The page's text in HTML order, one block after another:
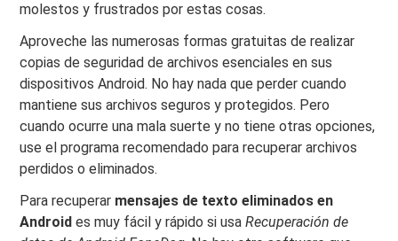
molestos y frustrados por estas cosas.
Aproveche las numerosas formas gratuitas de realizar
copias de seguridad de archivos esenciales en sus
dispositivos Android. No hay nada que perder cuando
mantiene sus archivos seguros y protegidos. Pero
cuando ocurre una mala suerte y no tiene otras opciones,
use el programa recomendado para recuperar archivos
perdidos o eliminados.
Para recuperar mensajes de texto eliminados en
Android es muy fácil y rápido si usaRecuperación de